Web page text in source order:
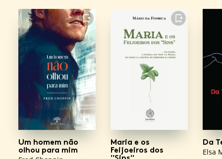
FAVORITO
Um homem não
olhou para mim
FAVORITO
Maria e os
Feijoeiros dos
Da
Elsa